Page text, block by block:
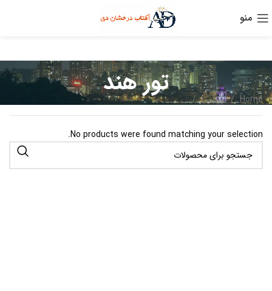
منو
تور هند Home تور آسیا تور هند
No products were found matching your selection.